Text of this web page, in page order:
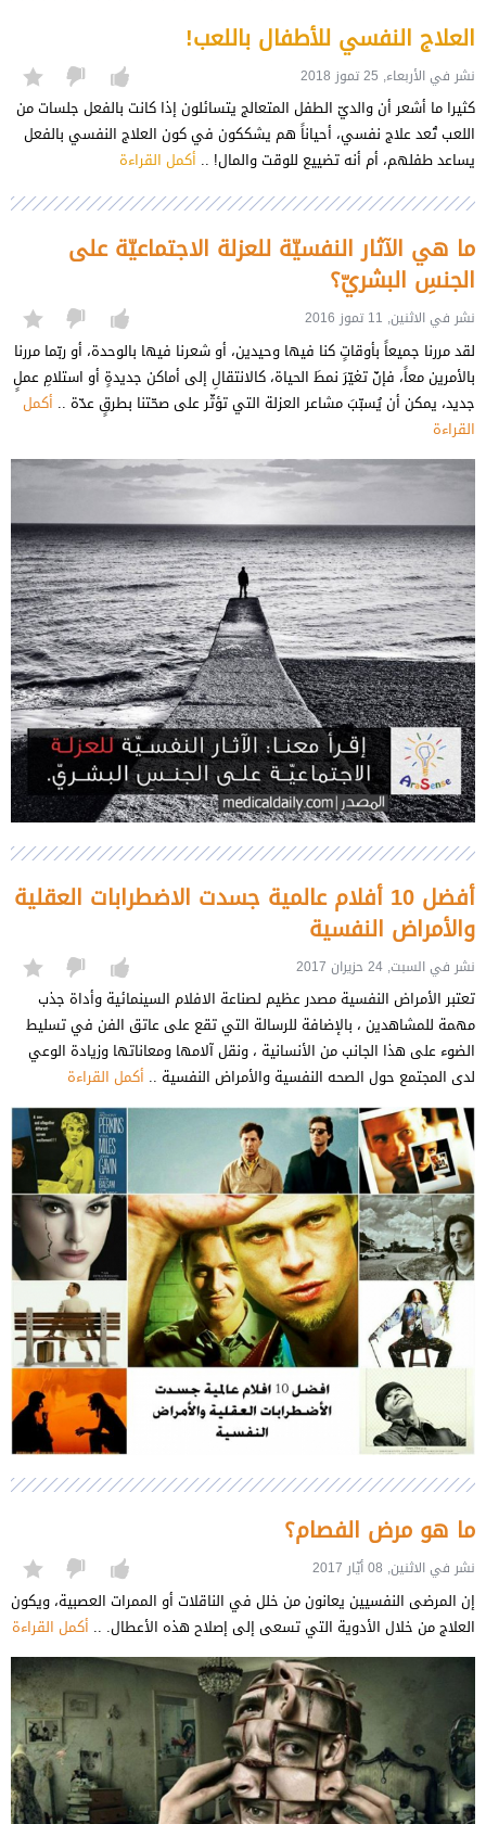
العلاج النفسي للأطفال باللعب!
نشر في الأربعاء, 25 تموز 2018
كثيرا ما أشعر أن والديّ الطفل المتعالج يتسائلون إذا كانت بالفعل جلسات من
اللعب تُعد علاج نفسي، أحياناً هم يشككون في كون العلاج النفسي بالفعل
يساعد طفلهم، أم أنه تضييع للوقت والمال! .. أكمل القراءة
ما هي الآثار النفسيّة للعزلة الاجتماعيّة على
الجنسِ البشريّ؟
نشر في الاثنين, 11 تموز 2016
لقد مررنا جميعاً بأوقاتٍ كنا فيها وحيدين، أو شعرنا فيها بالوحدة، أو ربّما مررنا
بالأمرين معاً، فإنّ تغيّرَ نمطَ الحياة، كالانتقالِ إلى أماكن جديدةٍ أو استلامِ عملٍ
جديد، يمكن أن يُسبّبَ مشاعر العزلة التي تؤثّر على صحّتنا بطرقٍ عدّة .. أكمل
القراءة
أفضل 10 أفلام عالمية جسدت الاضطرابات العقلية
والأمراض النفسية
نشر في السبت, 24 حزيران 2017
تعتبر الأمراض النفسية مصدر عظيم لصناعة الافلام السينمائية وأداة جذب
مهمة للمشاهدين ، بالإضافة للرسالة التي تقع على عاتق الفن في تسليط
الضوء على هذا الجانب من الأنسانية ، ونقل آلامها ومعاناتها وزيادة الوعي
لدى المجتمع حول الصحه النفسية والأمراض النفسية .. أكمل القراءة
ما هو مرض الفصام؟
نشر في الاثنين, 08 أيّار 2017
إن المرضى النفسيين يعانون من خلل في الناقلات أو الممرات العصبية، ويكون
العلاج من خلال الأدوية التي تسعى إلى إصلاح هذه الأعطال. .. أكمل القراءة